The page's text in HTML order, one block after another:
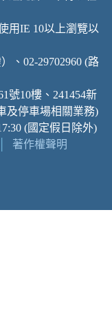
用IE 10以上瀏覽以
、02-29702960 (路
號10樓、241454新
及停車場相關業務)
(國定假日除外)
著作權聲明